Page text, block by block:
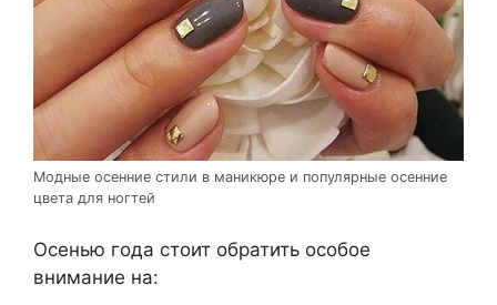
Модные осенние стили в маникюре и популярные осенние
цвета для ногтей
Осенью года стоит обратить особое
внимание на: